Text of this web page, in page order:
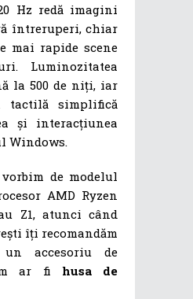
Hz redă imagini
întreruperi, chiar
mai rapide scene
Luminozitatea
la 500 de niți, iar
tactilă simplifică
și interacțiunea
Windows.
de modelul
AMD Ryzen
Z1, atunci când
îți recomandăm
accesoriu de
ar fi husa de